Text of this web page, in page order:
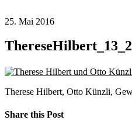
25. Mai 2016
Therese Hilbert, Otto Künzli,
Share this Post